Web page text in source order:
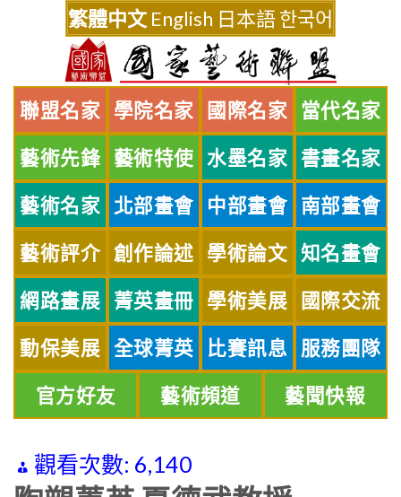
繁體中文 English 日本語한국어
聯盟名家 學院名家 國際名家 當代名家
藝術先鋒 藝術特使 水墨名家 書畫名家
藝術名家 北部畫會 中部畫會 南部畫會
藝術評介 創作論述 學術論文 知名畫會
網路畫展 菁英畫冊 學術美展 國際交流
動保美展 全球菁英 比賽訊息 服務團隊
官方好友 藝術頻道 藝聞快報
觀看次數: 6,140